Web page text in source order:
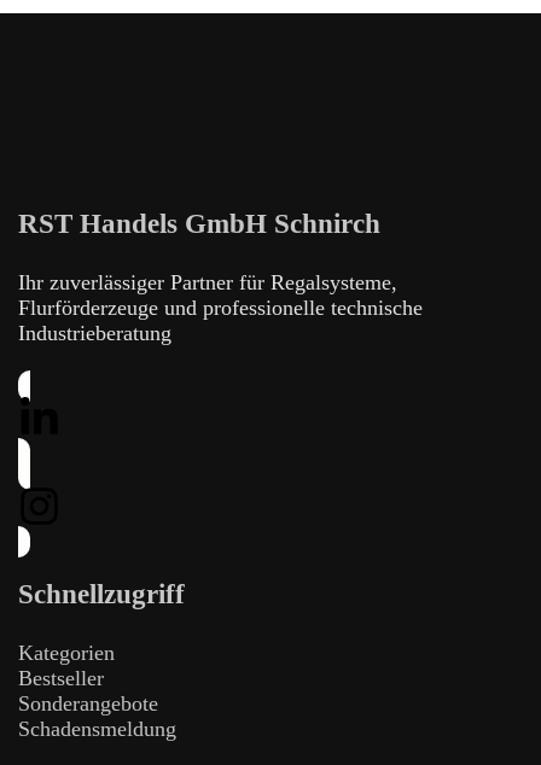
RST Handels GmbH Schnirch
Ihr zuverlässiger Partner für Regalsysteme,
Flurförderzeuge und professionelle technische
Industrieberatung
Schnellzugriff
Kategorien
Bestseller
Sonderangebote
Schadensmeldung